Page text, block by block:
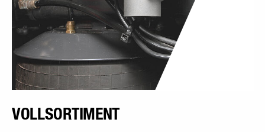
VOLLSORTIMENT